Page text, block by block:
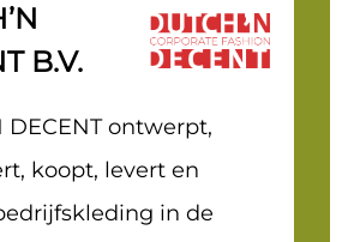
B.V.
DECENT ontwerpt,
koopt, levert en
in de